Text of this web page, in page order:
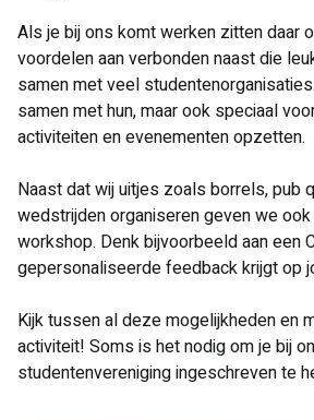
Als je bij ons komt werken zitten daar
voordelen aan verbonden naast die
samen met veel
samen met hun, maar ook speciaal
activiteiten en evenementen opzetten.
Naast dat wij uitjes zoals borrels, pub
wedstrijden organiseren geven we
workshop. Denk bijvoorbeeld aan een
gepersonaliseerde feedback krijgt op
Kijk tussen al deze mogelijkheden en
activiteit! Soms is het nodig om je bij
studentenvereniging ingeschreven te